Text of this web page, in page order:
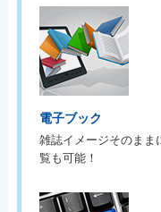
電子ブック
雑誌イメージそのまま
覧も可能！